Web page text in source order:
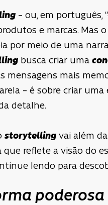
– ou, em português,
e marcas. Mas
por meio de uma
busca criar uma
mensagens mais
– é sobre criar
detalhe.
storytelling vai além
reflete a visão do
lendo para